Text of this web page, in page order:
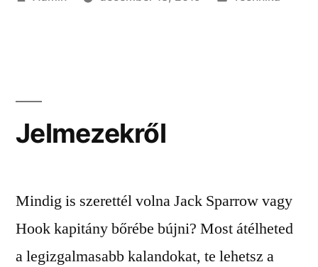
Jelmezekről
Mindig is szerettél volna Jack Sparrow vagy
Hook kapitány bőrébe bújni? Most átélheted
a legizgalmasabb kalandokat, te lehetsz a